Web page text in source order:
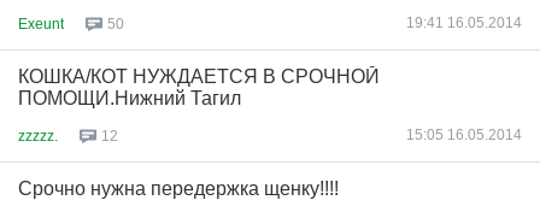
Exeunt 50 19:41 16.05.2014
КОШКА/КОТ НУЖДАЕТСЯ В СРОЧНОЙ
ПОМОЩИ.Нижний Тагил
zzzzz. 12 15:05 16.05.2014
Срочно нужна передержка щенку!!!!